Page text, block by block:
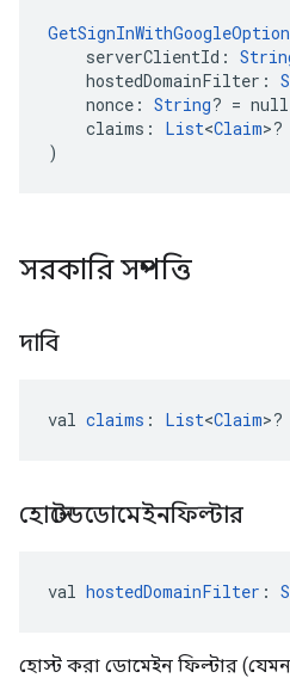
GetSignInWithGoogleOption
serverClientId:
hostedDomainFilter:
nonce: String? =
claims: List<Claim
)
সরকারি সম্পত্তি
দাবি
val claims : List<Claim>?
হোস্টেডডোমেইনফিল্টার
val hostedDomainFilter :
হোস্ট করা ডোমেইন ফিল্টার